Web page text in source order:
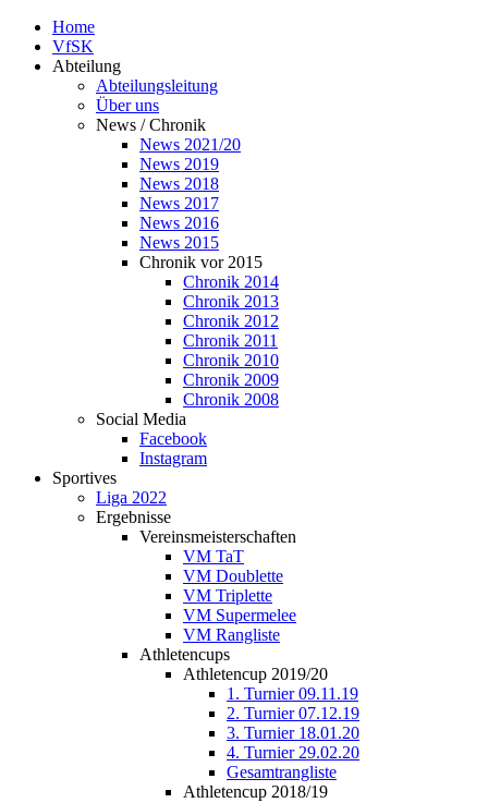
Home
VfSK
Abteilung
Abteilungsleitung
Über uns
News / Chronik
News 2021/20
News 2019
News 2018
News 2017
News 2016
News 2015
Chronik vor 2015
Chronik 2014
Chronik 2013
Chronik 2012
Chronik 2011
Chronik 2010
Chronik 2009
Chronik 2008
Social Media
Facebook
Instagram
Sportives
Liga 2022
Ergebnisse
Vereinsmeisterschaften
VM TaT
VM Doublette
VM Triplette
VM Supermelee
VM Rangliste
Athletencups
Athletencup 2019/20
1. Turnier 09.11.19
2. Turnier 07.12.19
3. Turnier 18.01.20
4. Turnier 29.02.20
Gesamtrangliste
Athletencup 2018/19